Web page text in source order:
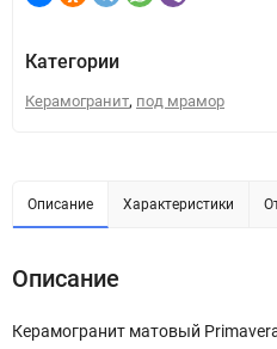
Категории
Керамогранит, под мрамор
Описание Характеристики
Описание
Керамогранит матовый